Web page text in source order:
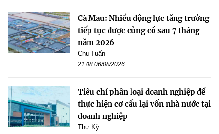
Cà Mau: Nhiều động lực tăng trưởng
tiếp tục được củng cố sau 7 tháng
năm 2026
Chu Tuấn
21:08 06/08/2026
Tiêu chí phân loại doanh nghiệp để
thực hiện cơ cấu lại vốn nhà nước tại
doanh nghiệp
Thư Kỳ